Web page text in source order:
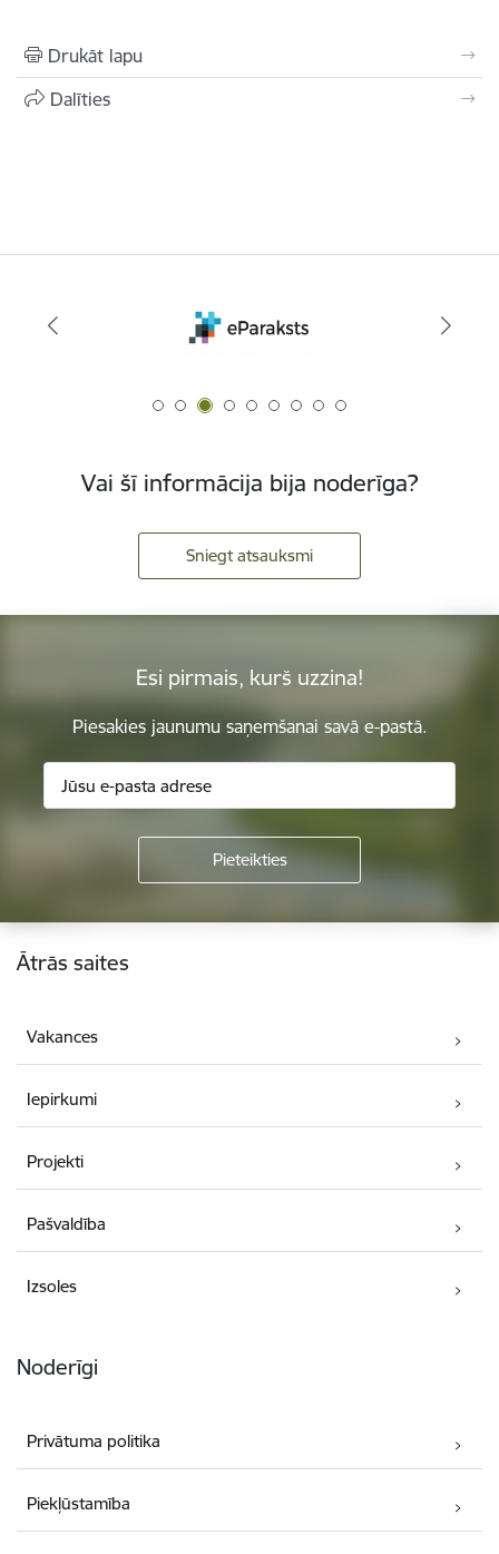
Drukāt lapu
Dalīties
Vai šī informācija bija noderīga?
Sniegt atsauksmi
Esi pirmais, kurš uzzina!
Piesakies jaunumu saņemšanai savā e-pastā.
Kājene
Ātrās saites
Vakances
Iepirkumi
Projekti
Pašvaldība
Izsoles
Noderīgi
Privātuma politika
Piekļūstamība